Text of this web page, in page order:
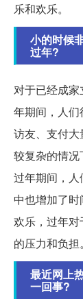
乐和欢乐。
小的时候
过年?
对于已经成
年期间，人
访友、支付
较复杂的情况
过年期间，
中也增加了
欢乐，过年
的压力和负担。
最近网上
一回事?